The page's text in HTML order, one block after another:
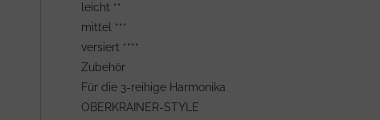
leicht **
mittel ***
versiert ****
Zubehör
Für die 3-reihige Harmonika
OBERKRAINER-STYLE